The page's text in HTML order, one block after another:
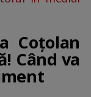
Coțolan
Când va